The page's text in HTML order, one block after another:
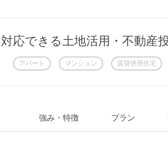
対応できる土地活用・不動産
アパート マンション 賃貸併用住宅
強み・特徴 プラン